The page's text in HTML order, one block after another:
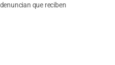
que reciben